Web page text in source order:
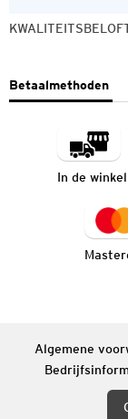
Betaalmethoden
In de winkel
Algemene